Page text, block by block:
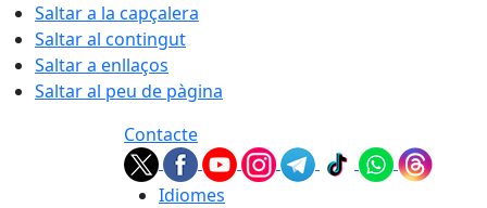
Saltar a la capçalera
Saltar al contingut
Saltar a enllaços
Saltar al peu de pàgina
Contacte
Idiomes